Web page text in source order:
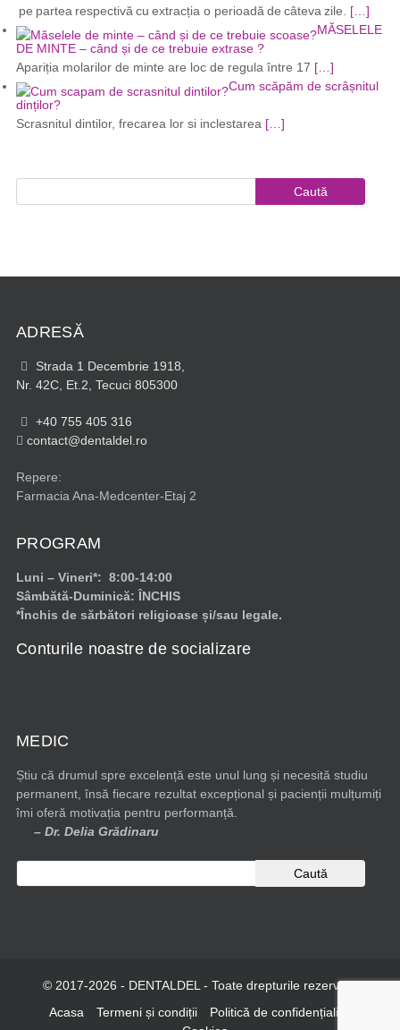
pe partea respectivă cu extracția o perioadă de câteva zile.
[…]
MĂSELELE
DE MINTE – când și de ce trebuie extrase ?
Apariția molarilor de minte are loc de regula între 17 […]
Cum scăpăm de scrâșnitul
dinților?
Scrasnitul dintilor, frecarea lor si inclestarea […]
ADRESĂ
Strada 1 Decembrie 1918,
Nr. 42C, Et.2, Tecuci 805300
+40 755 405 316
contact@dentaldel.ro
Repere:
Farmacia Ana-Medcenter-Etaj 2
PROGRAM
Luni – Vineri*: 8:00-14:00
Sâmbătă-Duminică: ÎNCHIS
*Închis de sărbători religioase și/sau legale.
Conturile noastre de socializare
MEDIC
Știu că drumul spre excelență este unul lung și necesită studiu
permanent, însă fiecare rezultat excepțional și pacienții mulțumiți
îmi oferă motivația pentru performanță.
– Dr. Delia Grădinaru
© 2017-2026 - DENTALDEL - Toate drepturile rezervate
Acasa
Termeni și condiții
Politică de confidențialitate